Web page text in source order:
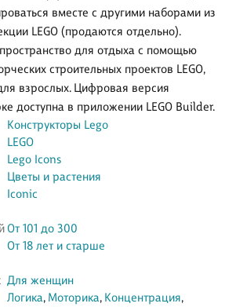
вместе с другими наборами из
LEGO (продаются отдельно).
для отдыха с помощью
строительных проектов LEGO,
взрослых. Цифровая версия
доступна в приложении LEGO Builder.
Конструкторы Lego
LEGO
Lego Icons
Цветы и растения
Iconic
От 101 до 300
От 18 лет и старше
Для женщин
Логика, Моторика, Концентрация,